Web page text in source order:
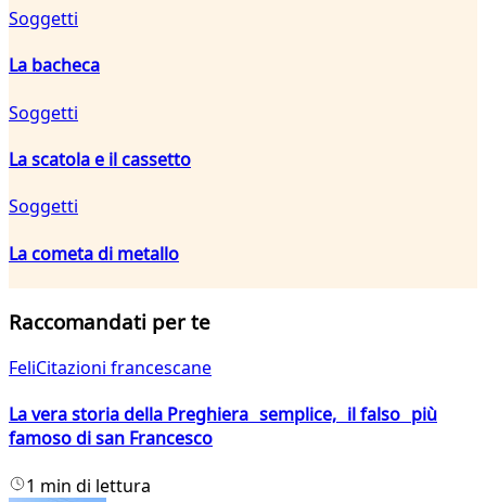
Soggetti
La bacheca
Soggetti
La scatola e il cassetto
Soggetti
La cometa di metallo
Raccomandati per te
FeliCitazioni francescane
La vera storia della Preghiera semplice, il falso più
famoso di san Francesco
1 min di lettura